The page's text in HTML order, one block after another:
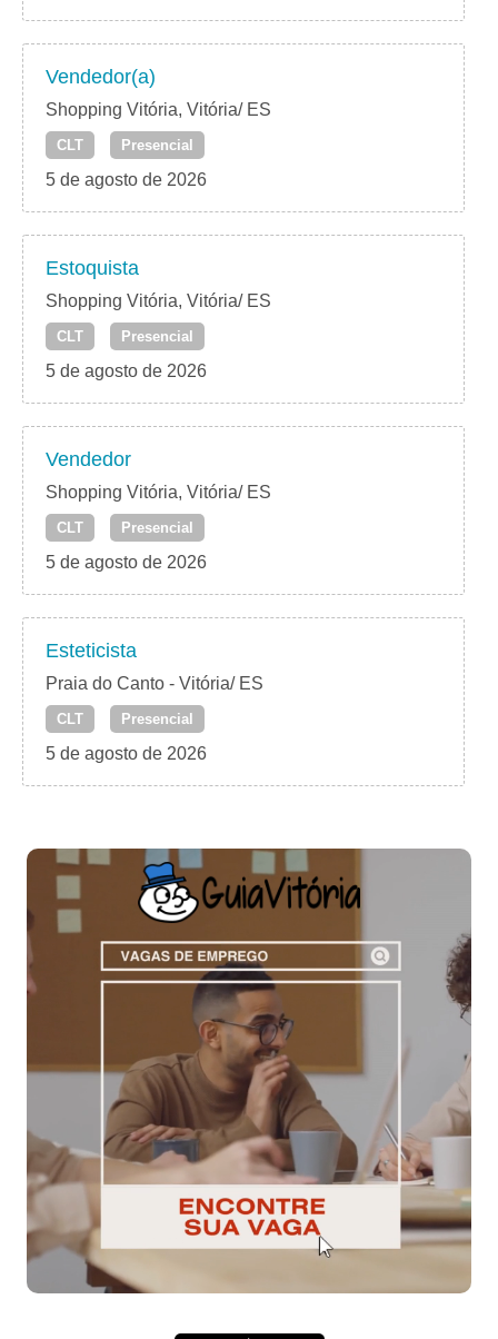
Vendedor(a)
Shopping Vitória, Vitória/ ES
CLT Presencial
5 de agosto de 2026
Estoquista
Shopping Vitória, Vitória/ ES
CLT Presencial
5 de agosto de 2026
Vendedor
Shopping Vitória, Vitória/ ES
CLT Presencial
5 de agosto de 2026
Esteticista
Praia do Canto - Vitória/ ES
CLT Presencial
5 de agosto de 2026